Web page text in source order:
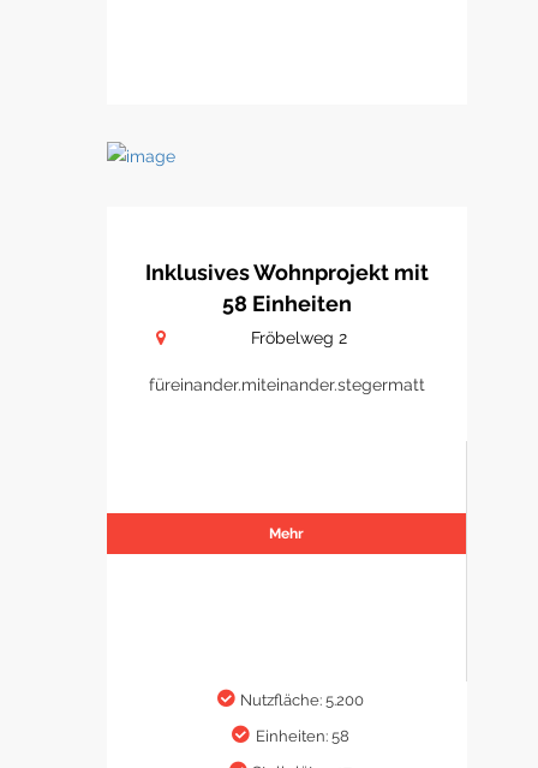
Inklusives Wohnprojekt mit
58 Einheiten
Fröbelweg 2
füreinander.miteinander.stegermatt
Mehr
Nutzfläche: 5.200
Einheiten: 58